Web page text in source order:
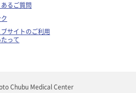
るご質問
サイトのご利用
って
Chubu Medical Center